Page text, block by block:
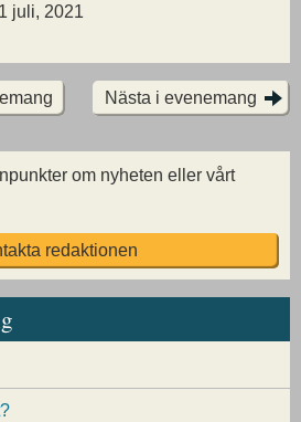
juli, 2021
Nästa i evenemang
om nyheten eller vårt
redaktionen